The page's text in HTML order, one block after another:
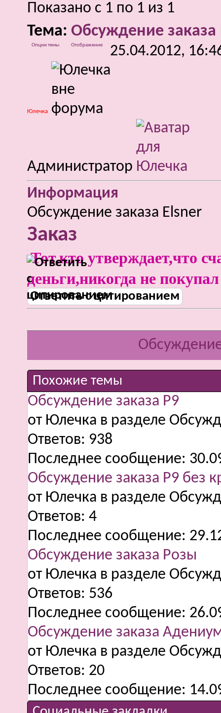
Показано с 1 по 1 из 1
Тема: Обсуждение заказа
Опции темы Отображение 25.04.2012,
Юлечка
Администратор
Информация
Обсуждение заказа Elsner
Заказ
Тот,кто утверждает,что
деньги,никогда не
Ответить с цитированием
Похожие темы
Обсуждение заказа Р9
от Юлечка в разделе
Ответов: 938
Последнее сообщение:
Обсуждение заказа Р9 без
от Юлечка в разделе
Ответов: 4
Последнее сообщение:
Обсуждение заказа Розы
от Юлечка в разделе
Ответов: 536
Последнее сообщение:
Обсуждение заказа
от Юлечка в разделе
Ответов: 20
Последнее сообщение: